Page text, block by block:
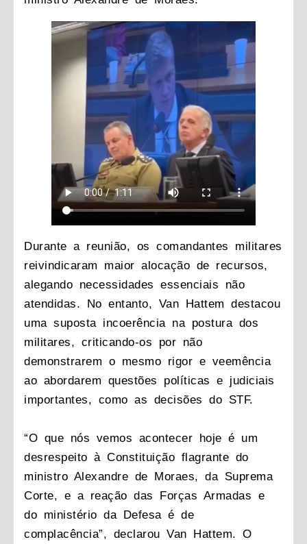
Durante a reunião, os comandantes militares
reivindicaram maior alocação de recursos,
alegando necessidades essenciais não
atendidas. No entanto, Van Hattem destacou
uma suposta incoerência na postura dos
militares, criticando-os por não
demonstrarem o mesmo rigor e veemência
ao abordarem questões políticas e judiciais
importantes, como as decisões do STF.
“O que nós vemos acontecer hoje é um
desrespeito à Constituição flagrante do
ministro Alexandre de Moraes, da Suprema
Corte, e a reação das Forças Armadas e
do ministério da Defesa é de
complacência”, declarou Van Hattem. O